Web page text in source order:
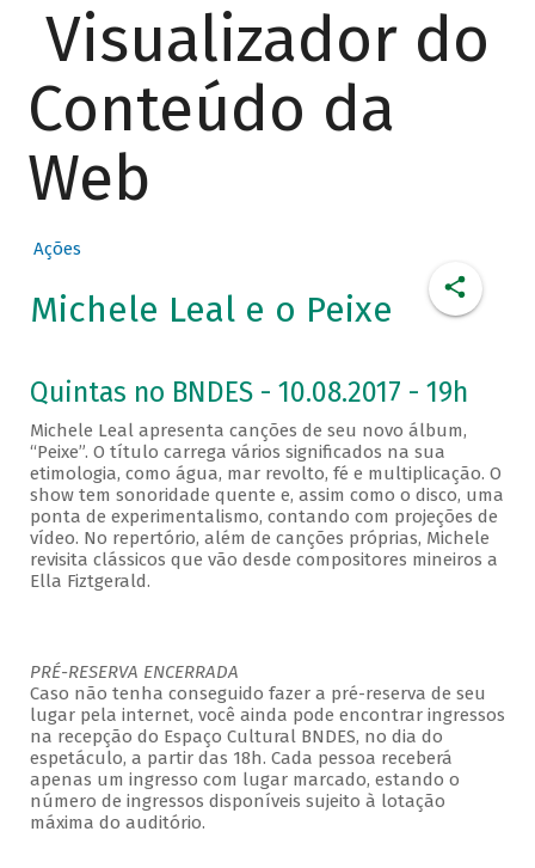
Visualizador do
Conteúdo da
Web
Ações
Michele Leal e o Peixe
Quintas no BNDES - 10.08.2017 - 19h
Michele Leal apresenta canções de seu novo álbum,
“Peixe”. O título carrega vários significados na sua
etimologia, como água, mar revolto, fé e multiplicação. O
show tem sonoridade quente e, assim como o disco, uma
ponta de experimentalismo, contando com projeções de
vídeo. No repertório, além de canções próprias, Michele
revisita clássicos que vão desde compositores mineiros a
Ella Fiztgerald.
PRÉ-RESERVA ENCERRADA
Caso não tenha conseguido fazer a pré-reserva de seu
lugar pela internet, você ainda pode encontrar ingressos
na recepção do Espaço Cultural BNDES, no dia do
espetáculo, a partir das 18h. Cada pessoa receberá
apenas um ingresso com lugar marcado, estando o
número de ingressos disponíveis sujeito à lotação
máxima do auditório.